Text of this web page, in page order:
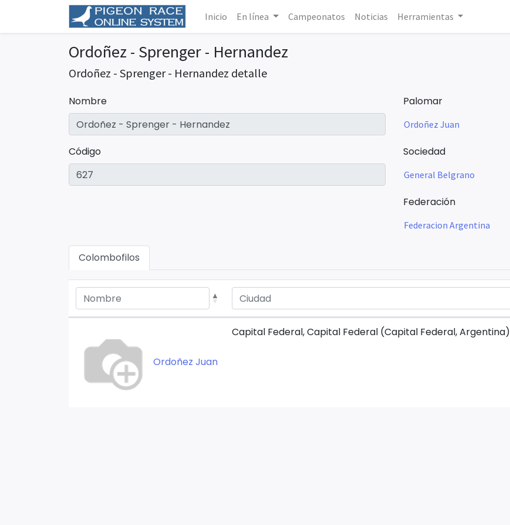
Inicio En línea Campeonatos Noticias Herramientas
Ordoñez - Sprenger - Hernandez
Ordoñez - Sprenger - Hernandez detalle
Nombre
Código
Palomar
Ordoñez Juan
Sociedad
General Belgrano
Federación
Federacion Argentina
Colombofilos
Ordoñez Juan
Capital Federal, Capital Federal (Capital Federal, Argentina)